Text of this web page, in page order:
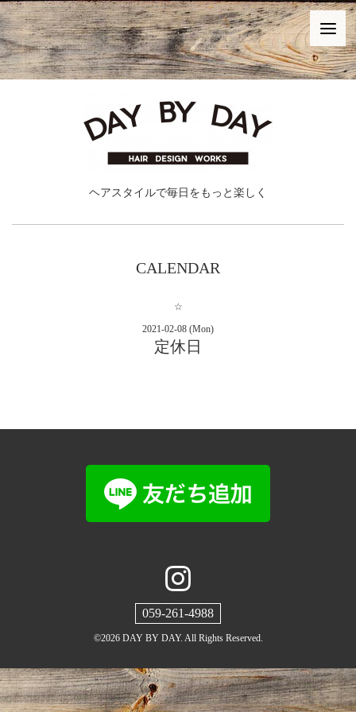
ヘアスタイルで毎日をもっと楽しく
CALENDAR
☆
2021-02-08 (Mon)
定休日
059-261-4988
©2026 DAY BY DAY. All Rights Reserved.